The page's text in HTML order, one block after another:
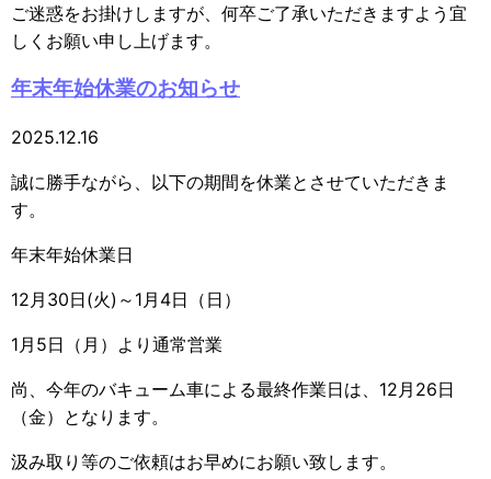
ご迷惑をお掛けしますが、何卒ご了承いただきますよう宜
しくお願い申し上げます。
年末年始休業のお知らせ
2025.12.16
誠に勝手ながら、以下の期間を休業とさせていただきま
す。
年末年始休業日
12月30日(火)～1月4日（日）
1月5日（月）より通常営業
尚、今年のバキューム車による最終作業日は、12月26日
（金）となります。
汲み取り等のご依頼はお早めにお願い致します。